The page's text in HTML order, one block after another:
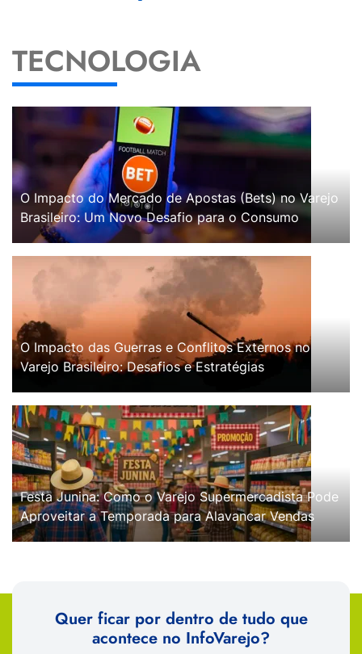
TECNOLOGIA
O Impacto do Mercado de Apostas (Bets) no Varejo
Brasileiro: Um Novo Desafio para o Consumo
O Impacto das Guerras e Conflitos Externos no
Varejo Brasileiro: Desafios e Estratégias
Festa Junina: Como o Varejo Supermercadista Pode
Aproveitar a Temporada para Alavancar Vendas
Quer ficar por dentro de tudo que
acontece no InfoVarejo?